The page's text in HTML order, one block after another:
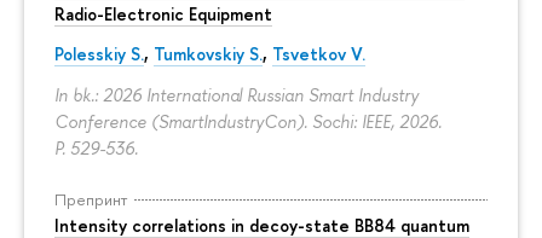
Radio-Electronic Equipment
Polesskiy S., Tumkovskiy S., Tsvetkov V.
In bk.: 2026 International Russian Smart Industry
Conference (SmartIndustryCon). Sochi: IEEE, 2026.
P. 529-536.
Препринт
Intensity correlations in decoy-state BB84 quantum